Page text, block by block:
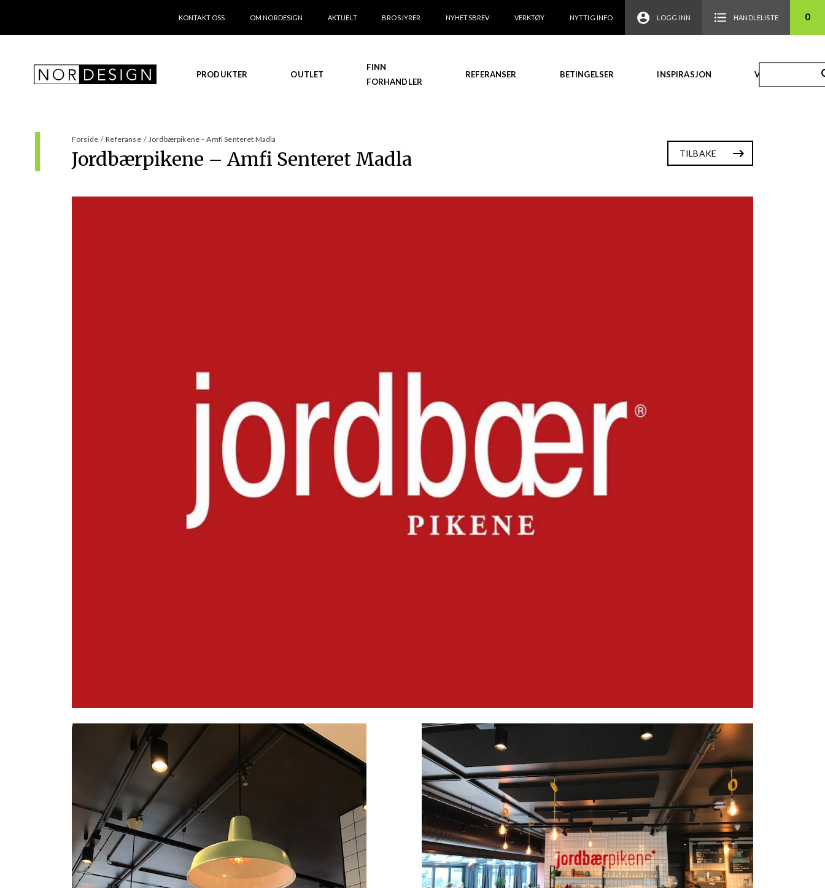
KONTAKT OSS OM NORDESIGN AKTUELT BROSJYRER NYHETSBREV VERKTØY NYTTIG INFO LOGG INN HANDLELISTE 0
PRODUKTER OUTLET
FINN
FORHANDLER
REFERANSER BETINGELSER INSPIRASJON VIDEO
Forside / Referanse / Jordbærpikene – Amfi Senteret Madla
Jordbærpikene – Amfi Senteret Madla TILBAKE